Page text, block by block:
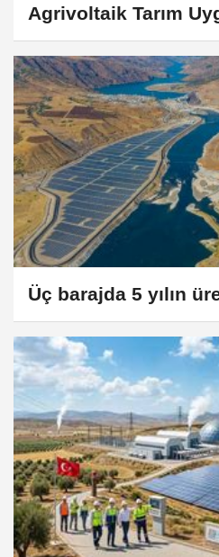
Agrivoltaik Tarım
Üç barajda 5 yılın